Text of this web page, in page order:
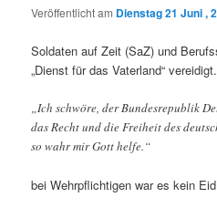
Veröffentlicht am Dienstag 21 Juni ,
Soldaten auf Zeit (SaZ) und
„Dienst für das Vaterland“ vereidigt.
„Ich schwöre, der Bundesrepublik
das Recht und die Freiheit des
so wahr mir Gott helfe.“
bei Wehrpflichtigen war es kein